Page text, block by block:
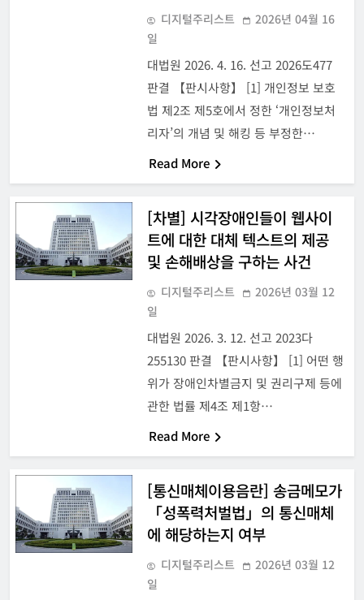
디지털주리스트
2026년 04월 16
일
대법원 2026. 4. 16. 선고 2026도477
판결 【판시사항】 [1] 개인정보 보호
법 제2조 제5호에서 정한 ‘개인정보처
리자’의 개념 및 해킹 등 부정한…
Read More
[차별] 시각장애인들이 웹사이
트에 대한 대체 텍스트의 제공
및 손해배상을 구하는 사건
디지털주리스트
2026년 03월 12
일
대법원 2026. 3. 12. 선고 2023다
255130 판결 【판시사항】 [1] 어떤 행
위가 장애인차별금지 및 권리구제 등에
관한 법률 제4조 제1항…
Read More
[통신매체이용음란] 송금메모가
「성폭력처벌법」의 통신매체
에 해당하는지 여부
디지털주리스트
2026년 03월 12
일